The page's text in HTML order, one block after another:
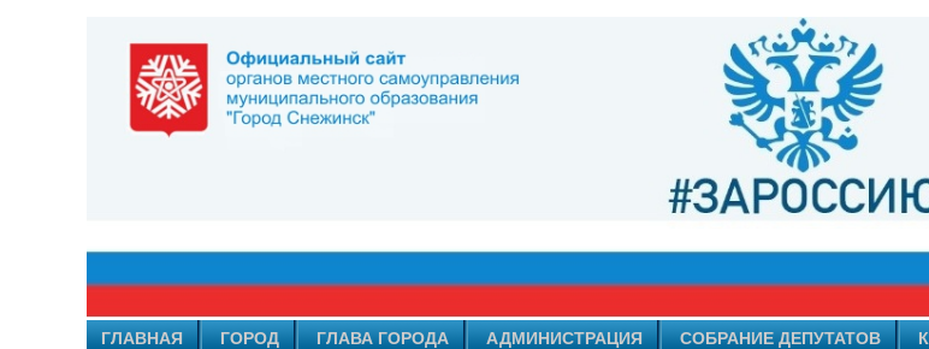
ГЛАВНАЯ ГОРОД ГЛАВА ГОРОДА АДМИНИСТРАЦИЯ СОБРАНИЕ ДЕПУТАТОВ